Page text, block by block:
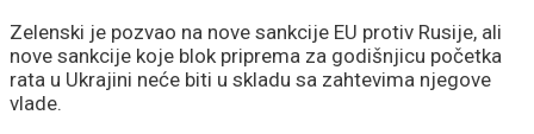
Zelenski je pozvao na nove sankcije EU protiv Rusije, ali
nove sankcije koje blok priprema za godišnjicu početka
rata u Ukrajini neće biti u skladu sa zahtevima njegove
vlade.